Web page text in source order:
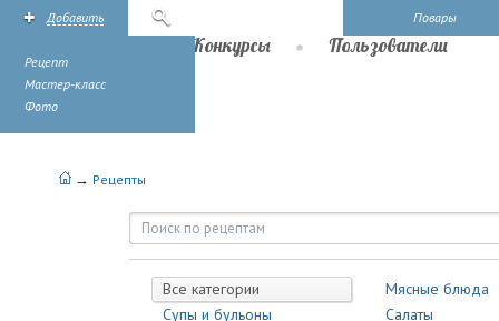
Повары
Добавить
Рецепт
Мастер-класс
Фото
Конкурсы Пользователи
→ Рецепты
Рецепты | Повары.ру
Все категории
Мясные блюда
Супы и бульоны
Салаты